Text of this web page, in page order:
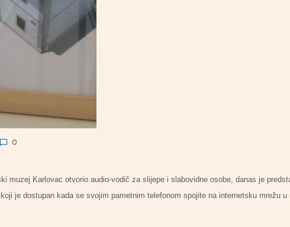
0
muzej Karlovac otvorio audio-vodič za slijepe i slabovidne osobe, danas je
je dostupan kada se svojim pametnim telefonom spojite na internetsku mrežu u